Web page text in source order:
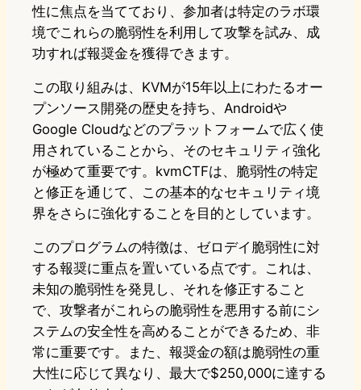
性に焦点を当てており、参加者は特定のラボ環
境でこれらの脆弱性を利用して攻撃を試み、成
功すれば報奨金を獲得できます。
この取り組みは、KVMが15年以上にわたるオー
プンソース開発の歴史を持ち、Androidや
Google Cloudなどのプラットフォームで広く使
用されていることから、そのセキュリティ強化
が極めて重要です。kvmCTFは、脆弱性の特定
と修正を通じて、この基本的なセキュリティ境
界をさらに強化することを目的としています。
このプログラムの特徴は、ゼロデイ脆弱性に対
する報奨に重点を置いている点です。これは、
未知の脆弱性を発見し、それを修正すること
で、攻撃者がこれらの脆弱性を悪用する前にシ
ステムの安全性を高めることができるため、非
常に重要です。また、報奨金の額は脆弱性の重
大性に応じて異なり、最大で$250,000に達する